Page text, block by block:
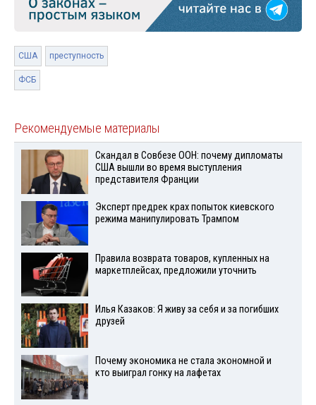
США преступность
ФСБ
Рекомендуемые материалы
Скандал в Совбезе ООН: почему дипломаты
США вышли во время выступления
представителя Франции
Эксперт предрек крах попыток киевского
режима манипулировать Трампом
Правила возврата товаров, купленных на
маркетплейсах, предложили уточнить
Илья Казаков: Я живу за себя и за погибших
друзей
Почему экономика не стала экономной и
кто выиграл гонку на лафетах